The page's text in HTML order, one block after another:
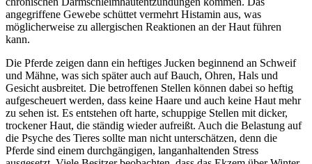
angegriffene Gewebe schüttet vermehrt Histamin aus, was
möglicherweise zu allergischen Reaktionen an der Haut führen
kann.
Die Pferde zeigen dann ein heftiges Jucken beginnend an Schweif
und Mähne, was sich später auch auf Bauch, Ohren, Hals und
Gesicht ausbreitet. Die betroffenen Stellen können dabei so heftig
aufgescheuert werden, dass keine Haare und auch keine Haut mehr
zu sehen ist. Es entstehen oft harte, schuppige Stellen mit dicker,
trockener Haut, die ständig wieder aufreißt. Auch die Belastung auf
die Psyche des Tieres sollte man nicht unterschätzen, denn die
Pferde sind einem durchgängigen, langanhaltenden Stress